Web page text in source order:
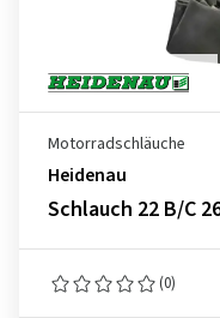
Motorradschläuche
Heidenau
Schlauch 22 B/C
(0)